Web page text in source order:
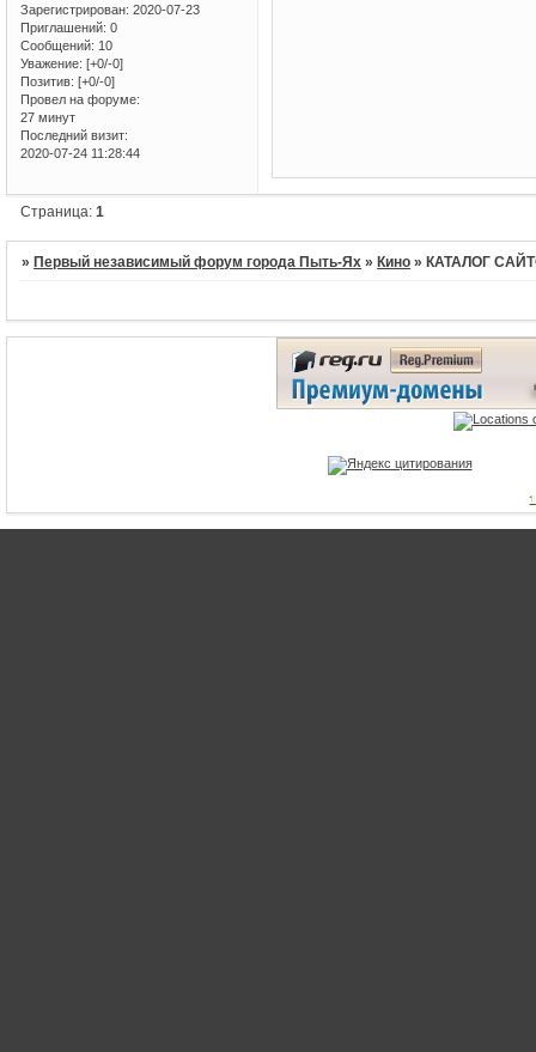
Зарегистрирован: 2020-07-23
Приглашений: 0
Сообщений: 10
Уважение: [+0/-0]
Позитив: [+0/-0]
Провел на форуме:
27 минут
Последний визит:
2020-07-24 11:28:44
Страница:1
» Первый независимый форум города Пыть-Ях » Кино » КАТАЛОГ